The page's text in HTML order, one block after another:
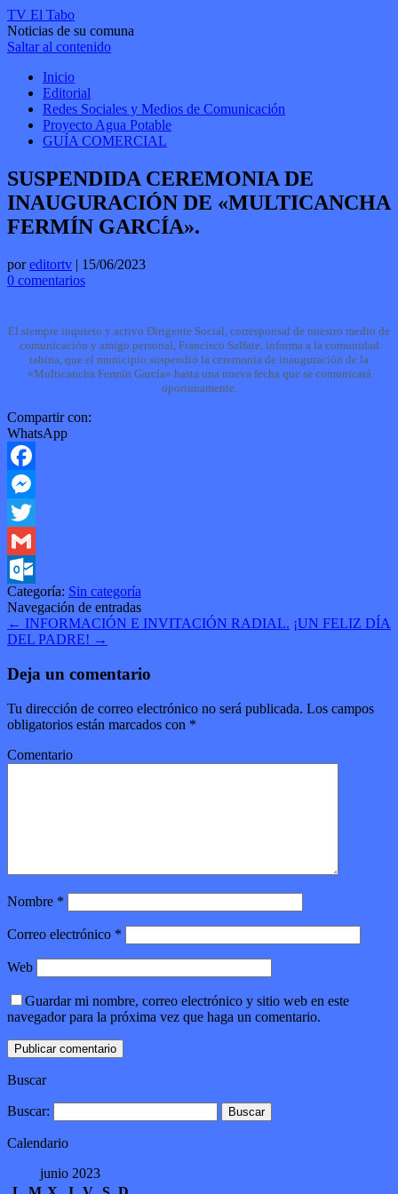
TV El Tabo
Noticias de su comuna
Saltar al contenido
Inicio
Editorial
Redes Sociales y Medios de Comunicación
Proyecto Agua Potable
GUÍA COMERCIAL
SUSPENDIDA CEREMONIA DE
INAUGURACIÓN DE «MULTICANCHA
FERMÍN GARCÍA».
poreditortv | 15/06/2023
0 comentarios
El siempre inquieto y activo Dirigente Social, corresponsal de nuestro medio de
comunicación y amigo personal, Francisco Salfate, informa a la comunidad
tabina, que el municipio suspendió la ceremonia de inauguración de la
«Multicancha Fermín García» hasta una nueva fecha que se comunicará
oportunamente.
Compartir con:
WhatsApp
Facebook
Messenger
Twitter
Gmail
Outlook.com
Categoría: Sin categoría
Navegación de entradas
← INFORMACIÓN E INVITACIÓN RADIAL. ¡UN FELIZ DÍA
DEL PADRE! →
Deja un comentario
Tu dirección de correo electrónico no será publicada. Los campos
obligatorios están marcados con *
Comentario
Nombre *
Correo electrónico *
Web
Guardar mi nombre, correo electrónico y sitio web en este
navegador para la próxima vez que haga un comentario.
Buscar
Buscar:
Calendario
junio 2023